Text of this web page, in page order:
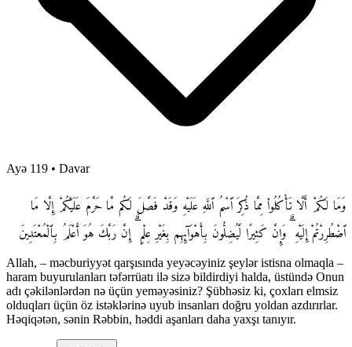
Ayə 119 • Davar
وَمَا لَكُمْ أَلَّا تَأْكُلُوا۟ مِمَّا ذُكِرَ ٱسْمُ ٱللَّهِ عَلَيْهِ وَقَدْ فَصَّلَ لَكُم مَّا حَرَّمَ عَلَيْكُمْ إِلَّا مَا
ٱضْطُرِرْتُمْ إِلَيْهِ ۗ وَإِنَّ كَثِيرًا لَّيُضِلُّونَ بِأَهْوَآئِهِم بِغَيْرِ عِلْمٍ ۗ إِنَّ رَبَّكَ هُوَ أَعْلَمُ بِٱلْمُعْتَدِينَ
Allah, – məcburiyyət qarşısında yeyəcəyiniz şeylər istisna olmaqla –
haram buyurulanları təfərrüatı ilə sizə bildirdiyi halda, üstündə Onun
adı çəkilənlərdən nə üçün yeməyəsiniz? Şübhəsiz ki, çoxları elmsiz
olduqları üçün öz istəklərinə uyub insanları doğru yoldan azdırırlar.
Həqiqətən, sənin Rəbbin, həddi aşanları daha yaxşı tanıyır.